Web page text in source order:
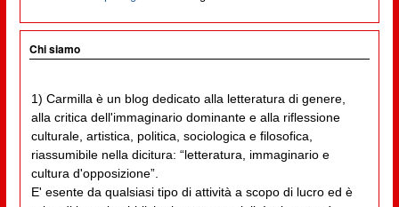
Chi siamo
1) Carmilla è un blog dedicato alla letteratura di genere,
alla critica dell'immaginario dominante e alla riflessione
culturale, artistica, politica, sociologica e filosofica,
riassumibile nella dicitura: “letteratura, immaginario e
cultura d'opposizione”.
E' esente da qualsiasi tipo di attività a scopo di lucro ed è